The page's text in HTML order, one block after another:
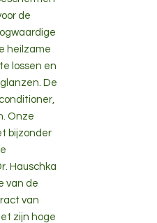
de
heilzame
lossen en
De
Onze
bijzonder
Hauschka
van de
van
zijn hoge